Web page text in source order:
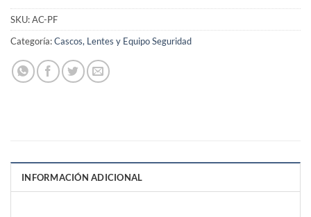
SKU:AC-PF
Categoría:Cascos, Lentes y Equipo Seguridad
INFORMACIÓN ADICIONAL